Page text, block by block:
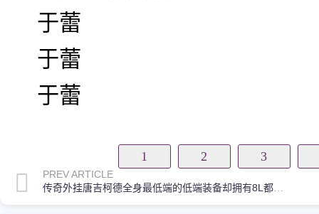
于蕾
于蕾
于蕾
1 2 3
PREV ARTICLE